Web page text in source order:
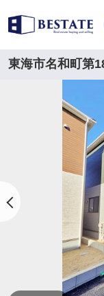
東海市名和町第